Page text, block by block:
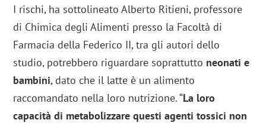
I rischi, ha sottolineato Alberto Ritieni, professore
di Chimica degli Alimenti presso la Facoltà di
Farmacia della Federico II, tra gli autori dello
studio, potrebbero riguardare soprattutto neonati e
bambini, dato che il latte è un alimento
raccomandato nella loro nutrizione. “La loro
capacità di metabolizzare questi agenti tossici non